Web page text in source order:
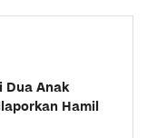
Dua Anak
Hamil